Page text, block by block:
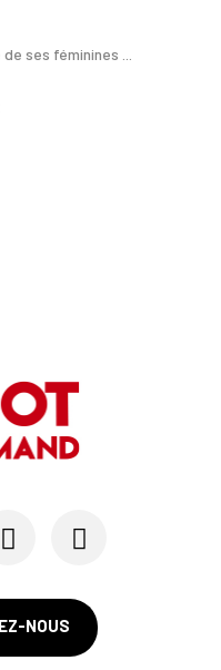
ses féminines ...
les tablettes d...
sécuriser une...
NOUS